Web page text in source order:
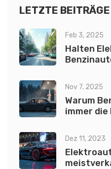
LETZTE BEITRÄGE
Feb 3, 2025
Halten
Nov 7, 2025
Warum
immer die
Dez 11, 2023